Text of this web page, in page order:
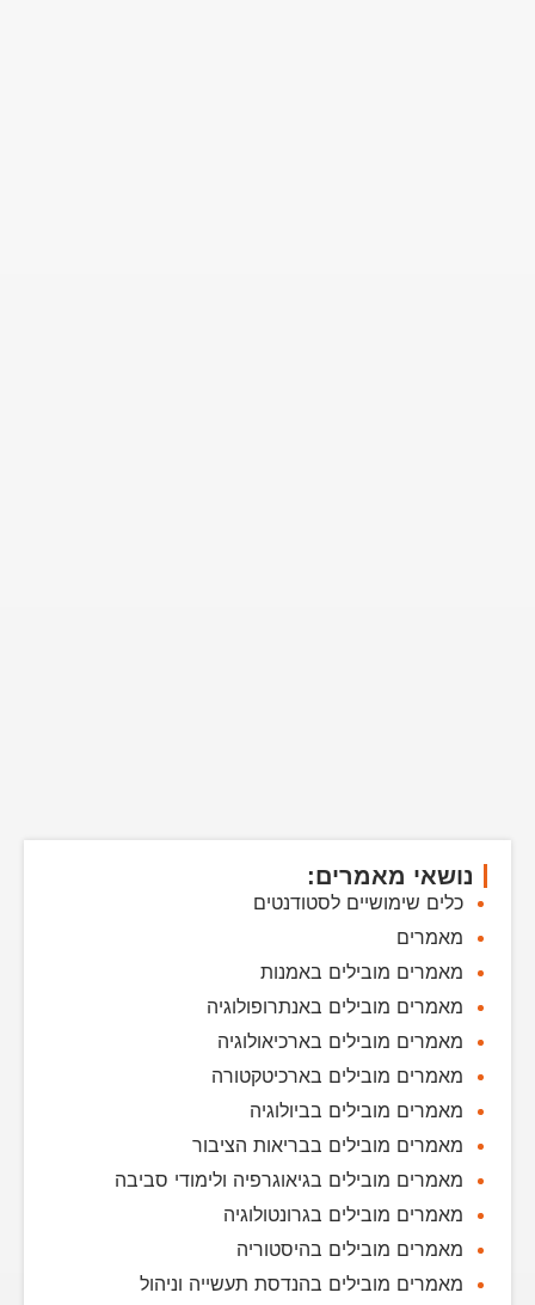
נושאי מאמרים:
כלים שימושיים לסטודנטים
מאמרים
מאמרים מובילים באמנות
מאמרים מובילים באנתרופולוגיה
מאמרים מובילים בארכיאולוגיה
מאמרים מובילים בארכיטקטורה
מאמרים מובילים בביולוגיה
מאמרים מובילים בבריאות הציבור
מאמרים מובילים בגיאוגרפיה ולימודי סביבה
מאמרים מובילים בגרונטולוגיה
מאמרים מובילים בהיסטוריה
מאמרים מובילים בהנדסת תעשייה וניהול